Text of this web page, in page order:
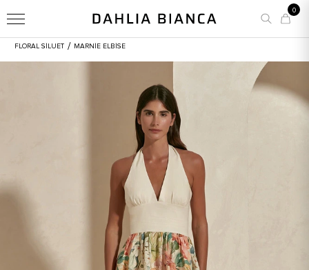
0
FLORAL SİLUET / MARNIE ELBISE